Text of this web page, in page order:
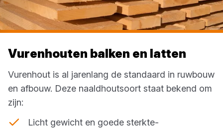
Vurenhouten balken en latten
Vurenhout is al jarenlang de standaard in ruwbouw
en afbouw. Deze naaldhoutsoort staat bekend om
zijn:
Licht gewicht en goede sterkte-